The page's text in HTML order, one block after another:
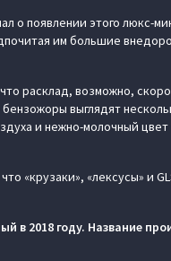
о появлении этого люкс-
им большие
расклад, возможно,
выглядят
и нежно-молочный
«крузаки», «лексусы» и
в 2018 году. Название